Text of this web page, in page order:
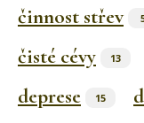
činnost střev
čisté cévy 13
deprese 15